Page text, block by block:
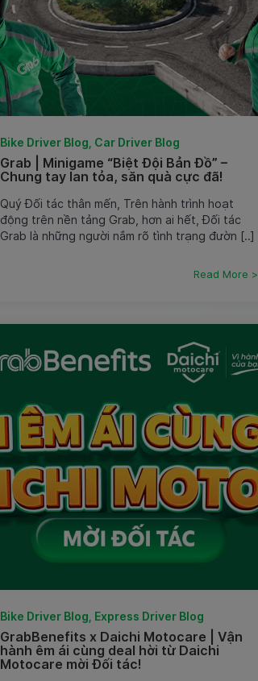
Bike Driver Blog, Car Driver Blog
Grab | Minigame “Biệt Đội Bản Đồ” –
Chung tay lan tỏa, săn quà cực đã!
Quý Đối tác thân mến, Trên hành trình hoạt
động trên nền tảng Grab, hơn ai hết, Đối tác
Grab là những người nắm rõ tình trạng đườn [..]
Read More >
Bike Driver Blog, Express Driver Blog
GrabBenefits x Daichi Motocare | Vận
hành êm ái cùng deal hời từ Daichi
Motocare mời Đối tác!